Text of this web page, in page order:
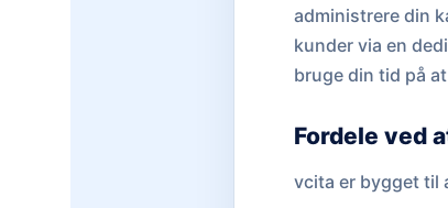
administrere din
kunder via en
bruge din tid på
Fordele ved
vcita er bygget til